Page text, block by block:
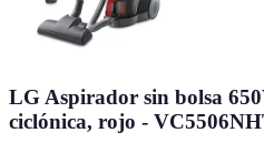
LG Aspirador sin bolsa
ciclónica, rojo -